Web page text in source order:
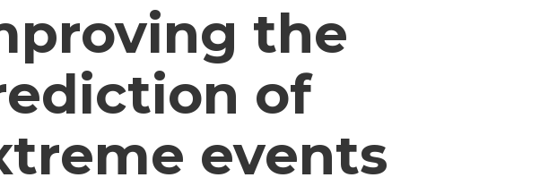
the
of
events